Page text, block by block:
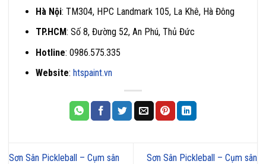
Hà Nội: TM304, HPC Landmark 105, La Khê, Hà Đông
TP.HCM: Số 8, Đường 52, An Phú, Thủ Đức
Hotline: 0986.575.335
Website: htspaint.vn
Sơn Sân Pickleball – Cụm sân
Sơn Sân Pickleball – Cụm sân